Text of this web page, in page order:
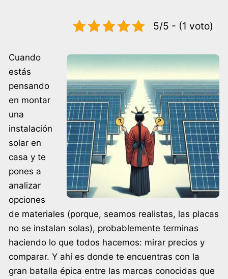
5/5 - (1 voto)
Cuando
estás
pensando
en montar
una
instalación
solar en
casa y te
pones a
analizar
opciones
de materiales (porque, seamos realistas, las placas
no se instalan solas), probablemente terminas
haciendo lo que todos hacemos: mirar precios y
comparar. Y ahí es donde te encuentras con la
gran batalla épica entre las marcas conocidas que